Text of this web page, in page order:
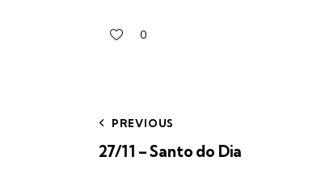
0
PREVIOUS
27/11 – Santo do Dia